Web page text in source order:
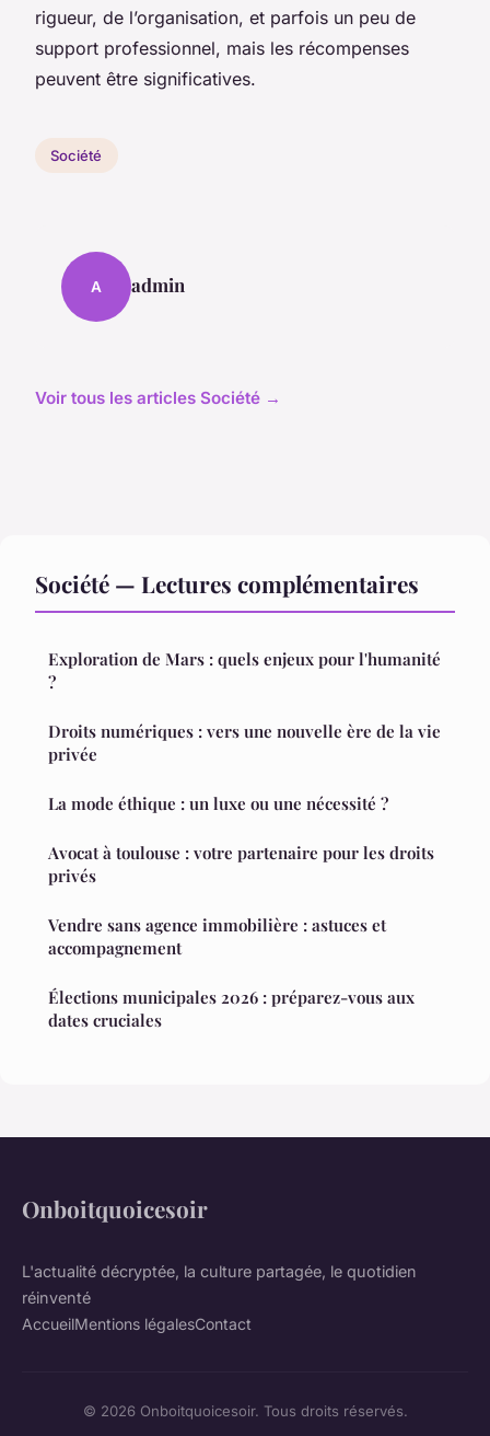
rigueur, de l’organisation, et parfois un peu de
support professionnel, mais les récompenses
peuvent être significatives.
Société
A admin
Voir tous les articles Société →
Société — Lectures complémentaires
Exploration de Mars : quels enjeux pour l'humanité
?
Droits numériques : vers une nouvelle ère de la vie
privée
La mode éthique : un luxe ou une nécessité ?
Avocat à toulouse : votre partenaire pour les droits
privés
Vendre sans agence immobilière : astuces et
accompagnement
Élections municipales 2026 : préparez-vous aux
dates cruciales
Onboitquoicesoir
L'actualité décryptée, la culture partagée, le quotidien
réinventé
AccueilMentions légalesContact
© 2026 Onboitquoicesoir. Tous droits réservés.